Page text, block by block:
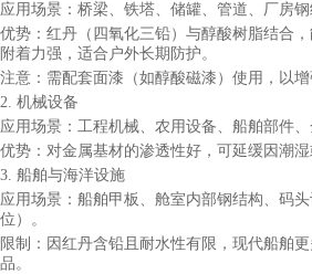
应用场景：桥梁、铁塔、储罐、管道、厂房钢
优势：红丹（四氧化三铅）与醇酸树脂结合
附着力强，适合户外长期防护。
注意：需配套面漆（如醇酸磁漆）使用，以增
2. 机械设备
应用场景：工程机械、农用设备、船舶部件、
优势：对金属基材的渗透性好，可延缓因潮湿
3. 船舶与海洋设施
应用场景：船舶甲板、舱室内部钢结构、码
位）。
限制：因红丹含铅且耐水性有限，现代船舶
品。